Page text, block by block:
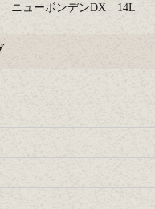
ニューボンデンDX 14L